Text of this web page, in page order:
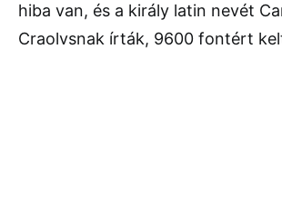
hiba van, és a király latin nevét
Craolvsnak írták, 9600 fontért